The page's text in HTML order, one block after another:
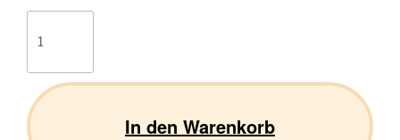
Langhaar
Menge
In den Warenkorb